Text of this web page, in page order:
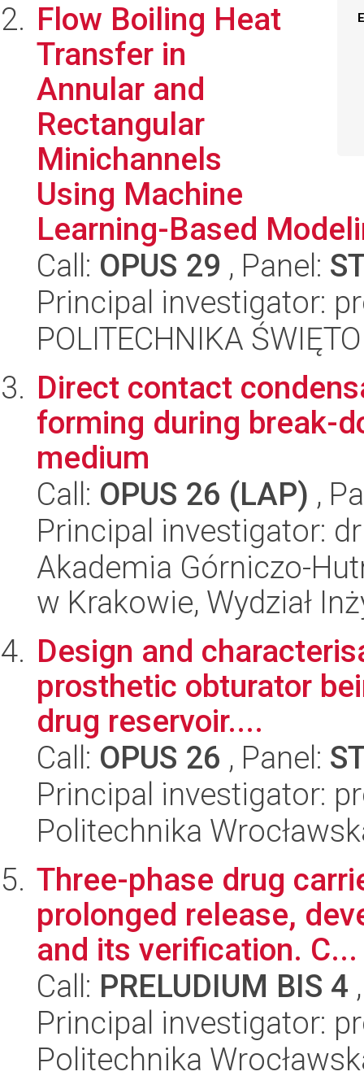
Flow Boiling Heat
Transfer in
Annular and
Rectangular
Minichannels
Using Machine
Learning-Based
Call: OPUS 29 , Panel:
Principal investigator:
POLITECHNIKA
Direct contact
forming during break-
medium
Call: OPUS 26 (LAP) ,
Principal investigator:
Akademia Górniczo-
w Krakowie, Wydział
Design and
prosthetic obturator
drug reservoir....
Call: OPUS 26 , Panel:
Principal investigator:
Politechnika
Three-phase drug
prolonged release,
and its verification. C...
Call: PRELUDIUM BIS 4
Principal investigator:
Politechnika